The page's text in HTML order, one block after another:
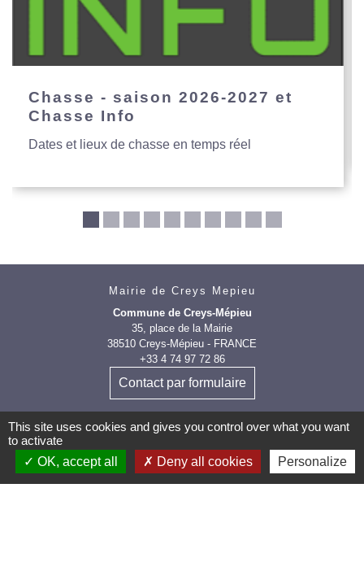
Chasse - saison 2026-2027 et
Chasse Info
Dates et lieux de chasse en temps réel
Mairie de Creys Mepieu
Commune de Creys-Mépieu
35, place de la Mairie
38510 Creys-Mépieu - FRANCE
+33 4 74 97 72 86
Contact par formulaire
This site uses cookies and gives you control over what you want
to activate
OK, accept all
Deny all cookies Personalize